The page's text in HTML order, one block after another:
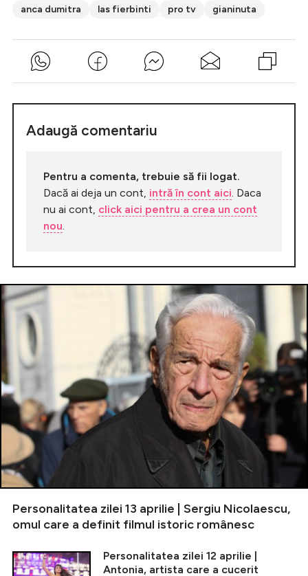
anca dumitra las fierbinti pro tv gianinuta
Adaugă comentariu
Pentru a comenta, trebuie să fii logat.
Dacă ai deja un cont, intră în cont aici . Daca
nu ai cont, click aici pentru a crea un cont
nou
Personalitatea zilei 13 aprilie | Sergiu Nicolaescu,
omul care a definit filmul istoric românesc
Personalitatea zilei 12 aprilie |
Antonia, artista care a cucerit